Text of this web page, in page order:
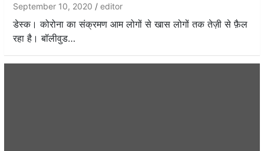
September 10, 2020 editor
डेस्क। कोरोना का संक्रमण आम लोगों से खास लोगों तक तेज़ी से फ़ैल
रहा है। बॉलीवुड…